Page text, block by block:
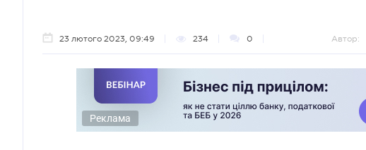
23 лютого 2023, 09:49 234 0 Автор:
Реклама